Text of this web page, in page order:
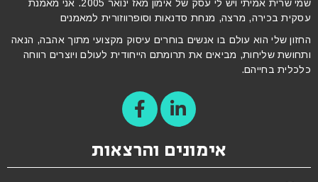
שמי שרית אמיתי ויש לי עסק של אימון מאז ינואר 2005. אני מאמנת
עסקית בכירה, מרצה, מנחת סדנאות וסופרווזורית למאמנים
החזון שלי הוא עולם בו אנשים בוחרים עיסוק מקצועי מתוך אהבה, הנאה
ותחושת שליחות, מביאים את תרומתם הייחודית לעולם ויוצרים רווחה
כלכלית בחייהם.
אימונים והרצאות